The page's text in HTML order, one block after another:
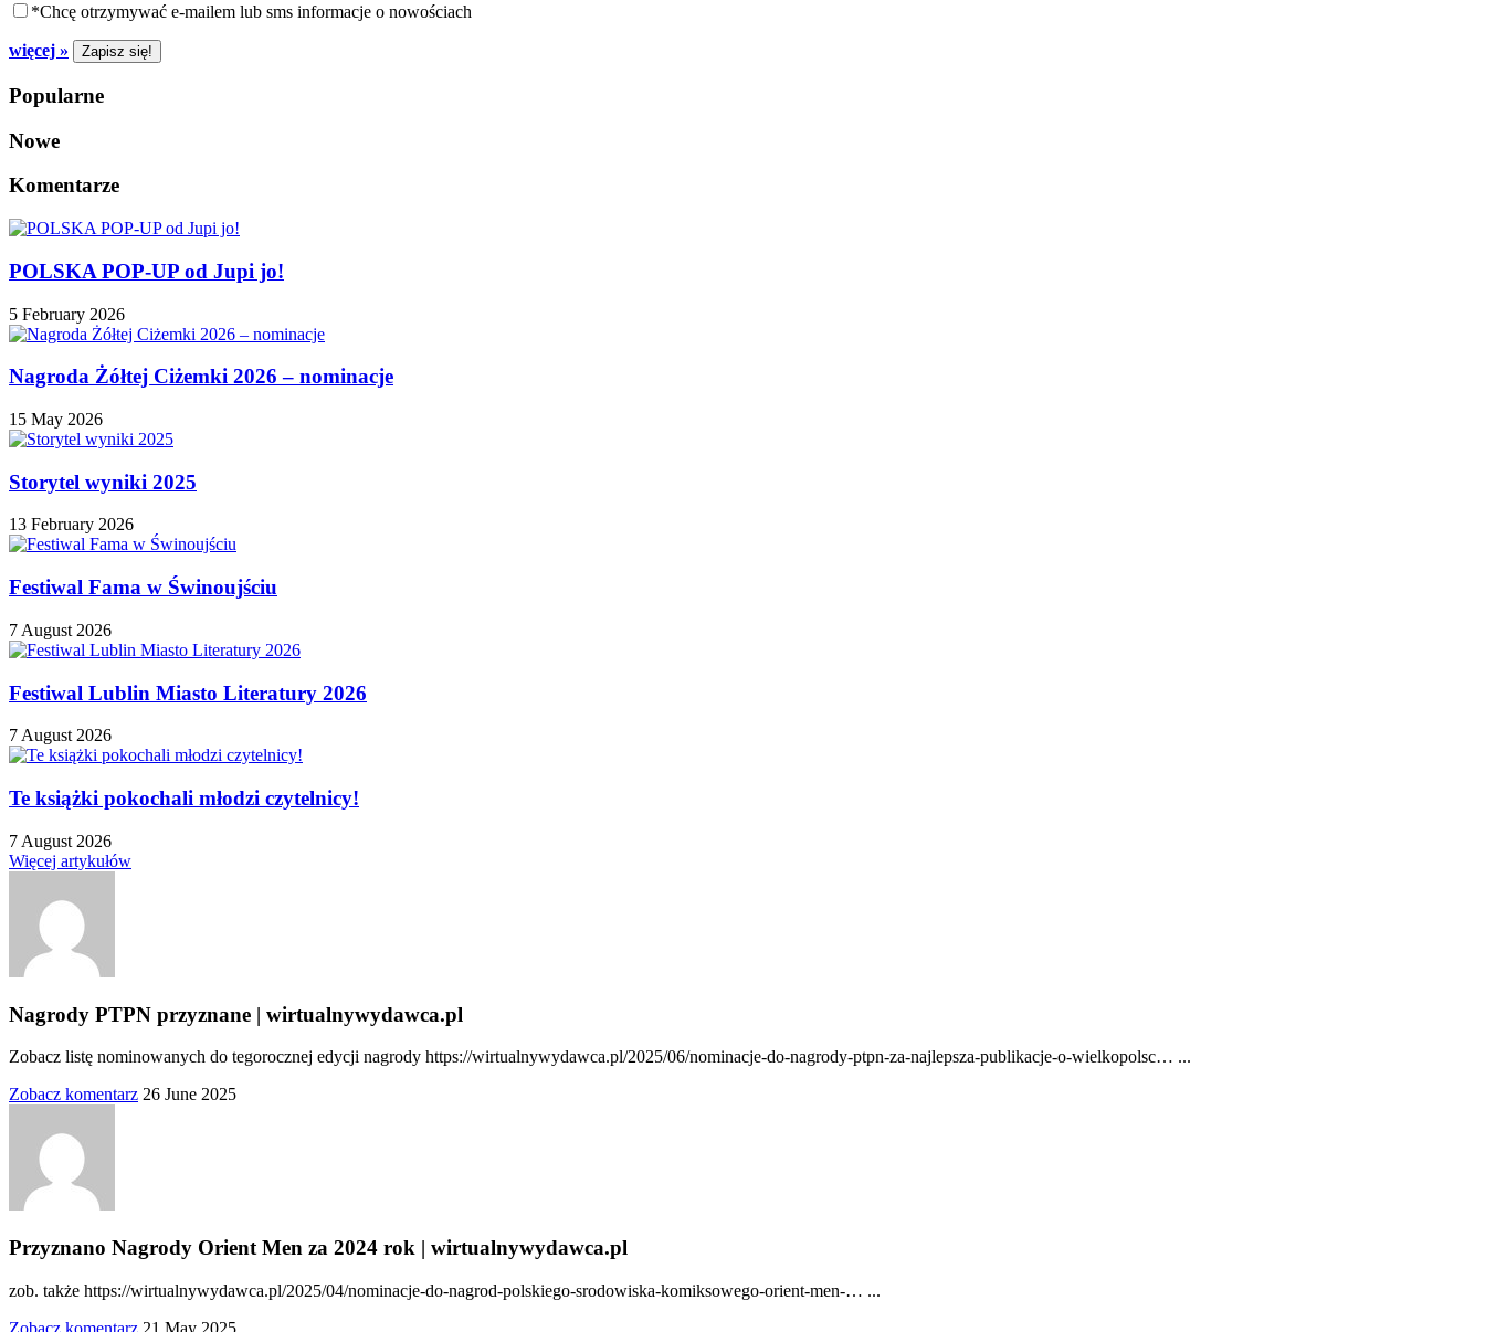
*Chcę otrzymywać e-mailem lub sms informacje o nowościach
więcej »
Popularne
Nowe
Komentarze
POLSKA POP-UP od Jupi jo!
5 February 2026
Nagroda Żółtej Ciżemki 2026 – nominacje
15 May 2026
Storytel wyniki 2025
13 February 2026
Festiwal Fama w Świnoujściu
7 August 2026
Festiwal Lublin Miasto Literatury 2026
7 August 2026
Te książki pokochali młodzi czytelnicy!
7 August 2026
Więcej artykułów
Nagrody PTPN przyznane | wirtualnywydawca.pl
Zobacz listę nominowanych do tegorocznej edycji nagrody https://wirtualnywydawca.pl/2025/06/nominacje-do-nagrody-ptpn-za-najlepsza-publikacje-o-wielkopolsc… ...
Zobacz komentarz 26 June 2025
Przyznano Nagrody Orient Men za 2024 rok | wirtualnywydawca.pl
zob. także https://wirtualnywydawca.pl/2025/04/nominacje-do-nagrod-polskiego-srodowiska-komiksowego-orient-men-… ...
Zobacz komentarz 21 May 2025